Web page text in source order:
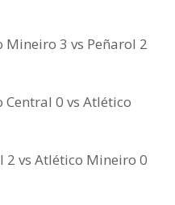
Mineiro 3 vs Peñarol 2
Central 0 vs Atlético
2 vs Atlético Mineiro 0